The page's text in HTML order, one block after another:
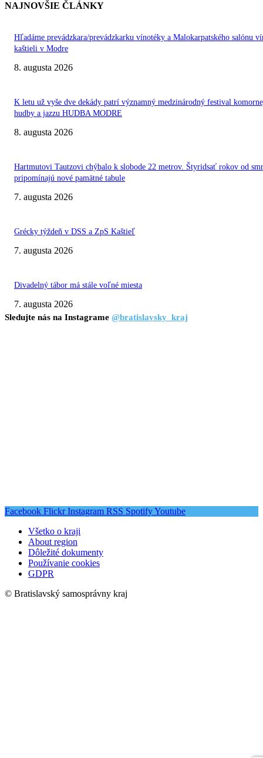
NAJNOVŠIE ČLÁNKY
Hľadáme prevádzkara/prevádzkarku vínotéky a Malokarpatského salónu
kaštieli v Modre
8. augusta 2026
K letu už vyše dve dekády patrí významný medzinárodný festival
hudby a jazzu HUDBA MODRE
8. augusta 2026
Hartmutovi Tautzovi chýbalo k slobode 22 metrov. Štyridsať rokov od
pripomínajú nové pamätné tabule
7. augusta 2026
Grécky týždeň v DSS a ZpS Kaštieľ
7. augusta 2026
Divadelný tábor má stále voľné miesta
7. augusta 2026
Sledujte nás na Instagrame @bratislavsky_kraj
Facebook Flickr Instagram RSS SpotifyYoutube
Všetko o kraji
About region
Dôležité dokumenty
Používanie cookies
GDPR
© Bratislavský samosprávny kraj